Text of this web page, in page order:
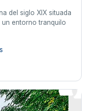
del siglo XIX situada
entorno tranquilo